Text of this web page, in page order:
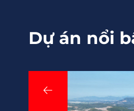
Dự án nổi